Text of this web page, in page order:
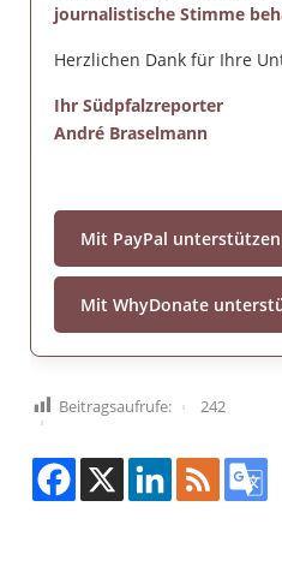
journalistische Stimme
Herzlichen Dank für Ihre
Ihr Südpfalzreporter
André Braselmann
Mit PayPal unterstützen
Mit WhyDonate
Beitragsaufrufe: 242